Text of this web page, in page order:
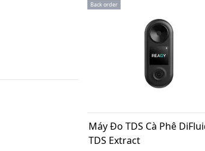
Back order
Máy Đo TDS Cà Phê
TDS Extract